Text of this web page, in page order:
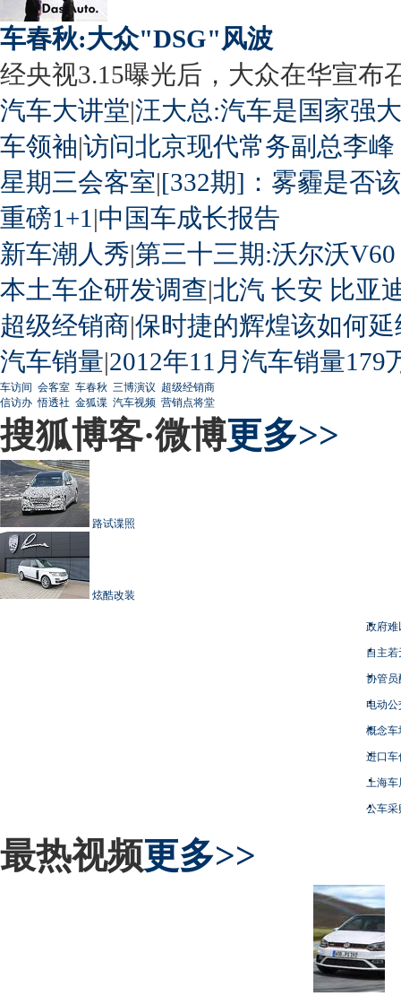
车春秋:大众"DSG"风波
经央视3.15曝光后，大众在华宣布
汽车大讲堂|汪大总:汽车是国家强
车领袖|访问北京现代常务副总李峰
星期三会客室|[332期]：雾霾是否
重磅1+1 |中国车成长报告
新车潮人秀|第三十三期:沃尔沃
本土车企研发调查|北汽 长安 比亚
超级经销商|保时捷的辉煌该如何延
汽车销量|2012年11月汽车销量179
车访间 会客室 车春秋 三博演议 超级经销商
信访办 悟透社 金狐谍 汽车视频 营销点将堂
搜狐博客·微博更多>>
路试谍照
炫酷改装
政府难
自主
协管员
电动
概念车
进口车
上海
公车采
最热视频更多>>